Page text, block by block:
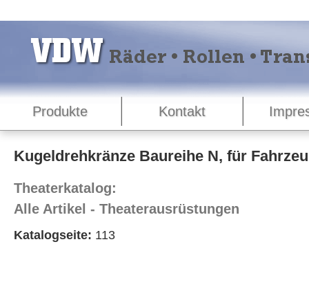
Produkte Kontakt
Kugeldrehkränze Baureihe N, für
Theaterkatalog:
Alle Artikel - Theaterausrüstungen
Katalogseite: 113